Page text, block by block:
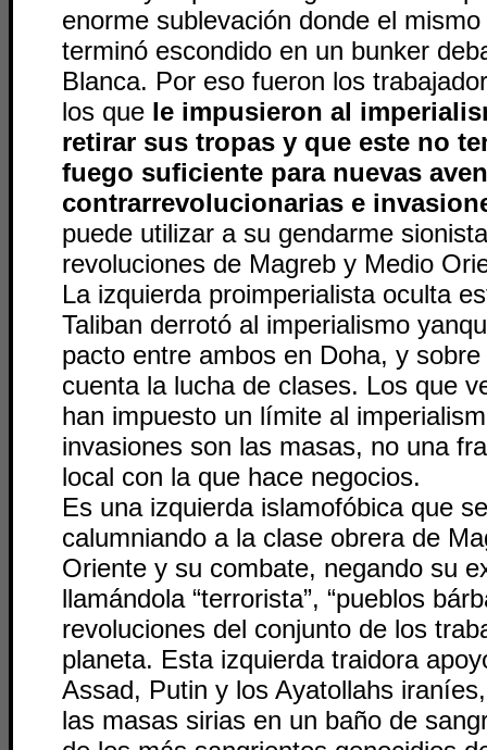
enorme sublevación donde el
terminó escondido en un bunker
Blanca. Por eso fueron los
los que le impusieron al
retirar sus tropas y que este no
fuego suficiente para nuevas
contrarrevolucionarias e
puede utilizar a su gendarme
revoluciones de Magreb y Medio
La izquierda proimperialista oculta
Taliban derrotó al imperialismo
pacto entre ambos en Doha, y
cuenta la lucha de clases. Los que
han impuesto un límite al
invasiones son las masas, no una
local con la que hace negocios.
Es una izquierda islamofóbica que
calumniando a la clase obrera de
Oriente y su combate, negando su
llamándola “terrorista”, “pueblos
revoluciones del conjunto de los
planeta. Esta izquierda traidora
Assad, Putin y los Ayatollahs
las masas sirias en un baño de